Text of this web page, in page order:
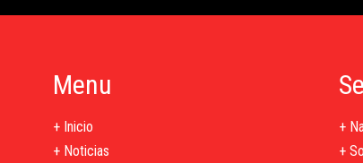
Menu
+ Inicio
+ Noticias
+
+